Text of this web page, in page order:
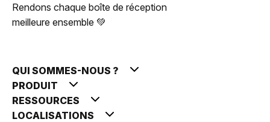
Rendons chaque boîte de réception
meilleure ensemble 💚
QUI SOMMES-NOUS ?
PRODUIT
RESSOURCES
LOCALISATIONS